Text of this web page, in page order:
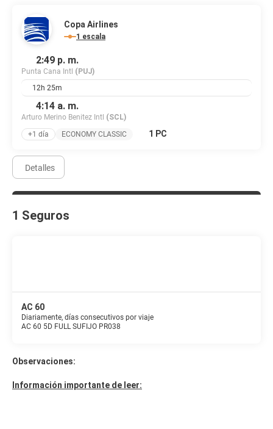
Copa Airlines
1 escala
2:49 p. m.
Punta Cana Intl (PUJ)
12h 25m
4:14 a. m.
Arturo Merino Benitez Intl (SCL)
+1 día
ECONOMY CLASSIC 1 PC
Detalles
1 Seguros
AC 60
Diariamente, días consecutivos por viaje
AC 60 5D FULL SUFIJO PR038
Observaciones:
Información importante de leer: